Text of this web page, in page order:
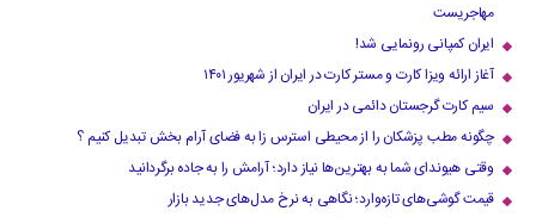
مهاجریست
ایران کمپانی رونمایی شد!
آغاز ارائه ویزا کارت و مستر کارت در ایران از شهریور ۱۴۰۱
سیم کارت گرجستان دائمی در ایران
چگونه مطب پزشکان را از محیطی استرس زا به فضای آرام بخش تبدیل کنیم ؟
وقتی هیوندای شما به بهترین‌ها نیاز دارد؛ آرامش را به جاده برگردانید
قیمت گوشی‌های تازه‌وارد؛ نگاهی به نرخ مدل‌های جدید بازار